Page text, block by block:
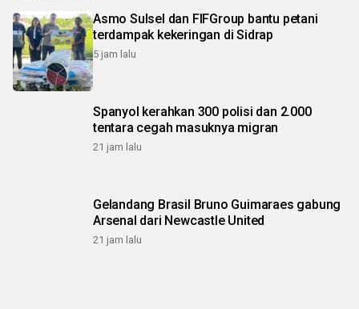
Asmo Sulsel dan FIFGroup bantu petani
terdampak kekeringan di Sidrap
5 jam lalu
Spanyol kerahkan 300 polisi dan 2.000
tentara cegah masuknya migran
21 jam lalu
Gelandang Brasil Bruno Guimaraes gabung
Arsenal dari Newcastle United
21 jam lalu